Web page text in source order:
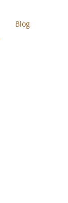
Blog